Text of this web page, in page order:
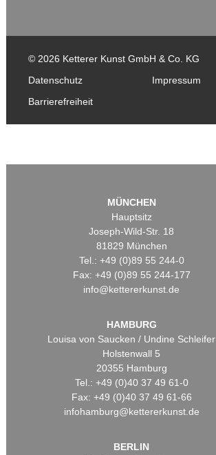
© 2026 Ketterer Kunst GmbH & Co. KG
Datenschutz
Impressum
Barrierefreiheit
MÜNCHEN
Hauptsitz
Joseph-Wild-Str. 18
81829 München
Tel.: +49 (0)89 55 244-0
Fax: +49 (0)89 55 244-177
info@kettererkunst.de
HAMBURG
Louisa von Saucken / Undine Schleifer
Holstenwall 5
20355 Hamburg
Tel.: +49 (0)40 37 49 61-0
Fax: +49 (0)40 37 49 61-66
infohamburg@kettererkunst.de
BERLIN